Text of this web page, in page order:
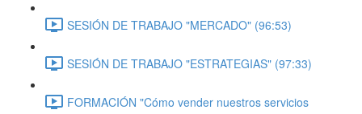
SESIÓN DE TRABAJO "MERCADO" (96:53)
SESIÓN DE TRABAJO "ESTRATEGIAS" (97:33)
FORMACIÓN "Cómo vender nuestros servicios